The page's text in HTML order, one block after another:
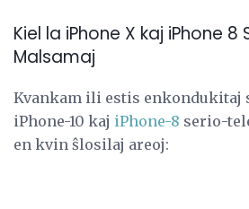
Kiel la iPhone X kaj iPhone 8
Malsamaj
Kvankam ili estis enkondukitaj
iPhone-10 kaj iPhone-8 serio-
en kvin ŝlosilaj areoj: